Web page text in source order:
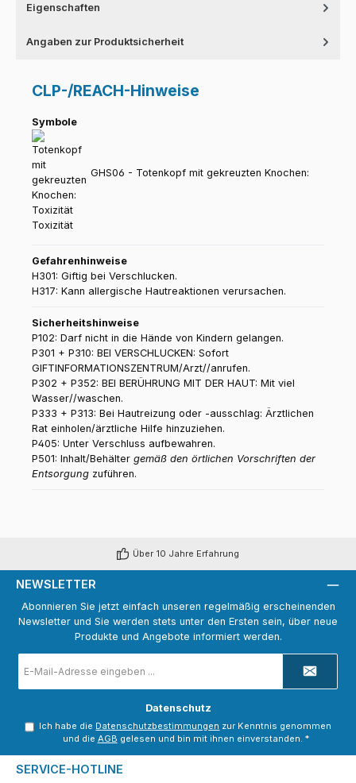
Eigenschaften
Angaben zur Produktsicherheit
CLP-/REACH-Hinweise
Symbole
GHS06 - Totenkopf mit gekreuzten Knochen:
Toxizität
Gefahrenhinweise
H301: Giftig bei Verschlucken.
H317: Kann allergische Hautreaktionen verursachen.
Sicherheitshinweise
P102: Darf nicht in die Hände von Kindern gelangen.
P301 + P310: BEI VERSCHLUCKEN: Sofort
GIFTINFORMATIONSZENTRUM/Arzt//anrufen.
P302 + P352: BEI BERÜHRUNG MIT DER HAUT: Mit viel
Wasser//waschen.
P333 + P313: Bei Hautreizung oder -ausschlag: Ärztlichen
Rat einholen/ärztliche Hilfe hinzuziehen.
P405: Unter Verschluss aufbewahren.
P501: Inhalt/Behälter gemäß den örtlichen Vorschriften der
Entsorgung zuführen.
Über 10 Jahre Erfahrung
NEWSLETTER
Abonnieren Sie jetzt einfach unseren regelmäßig erscheinenden
Newsletter und Sie werden stets unter den Ersten sein, über neue
Produkte und Angebote informiert werden.
Mail-
Adresse
Datenschutz
Ich habe die Datenschutzbestimmungen zur Kenntnis genommen
und die AGB gelesen und bin mit ihnen einverstanden. *
SERVICE-HOTLINE